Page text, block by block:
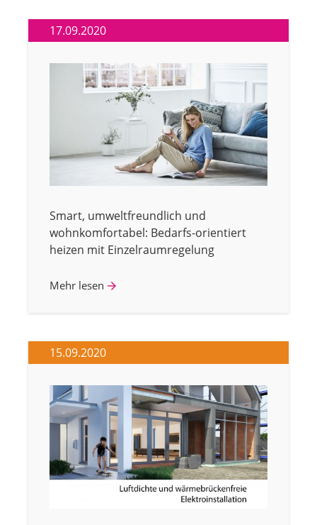
17.09.2020
Smart, umweltfreundlich und
wohnkomfortabel: Bedarfs-orientiert
heizen mit Einzelraumregelung
Mehr lesen
15.09.2020